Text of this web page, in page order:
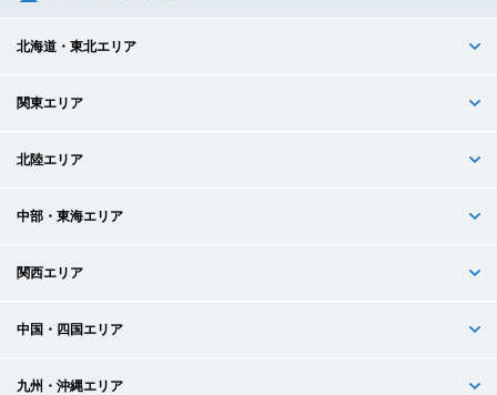
北海道・東北エリア
関東エリア
北陸エリア
中部・東海エリア
関西エリア
中国・四国エリア
九州・沖縄エリア